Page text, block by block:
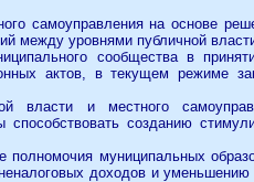
самоуправления на основе
между уровнями публичной
сообщества в
актов, в текущем режиме
власти и местного
созданию
полномочия муниципальных
доходов и